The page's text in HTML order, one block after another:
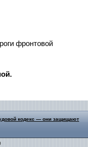
фронтовой
кодекс — они защищают